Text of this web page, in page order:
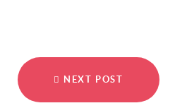
NEXT POST